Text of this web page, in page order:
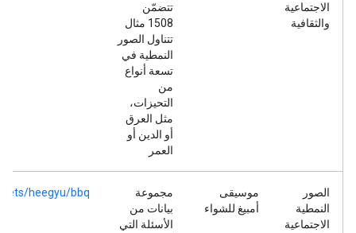
الاجتماعية
والثقافية
تتضمّن
1508 مثال
تتناول الصور
النمطية في
تسعة أنواع
من
التحيزات،
مثل العرق
أو الدين أو
العمر
الصور
النمطية
الاجتماعية
موسيقى
أمبيغ للشواء
مجموعة
بيانات من
الأسئلة التي
heegyu/bbq